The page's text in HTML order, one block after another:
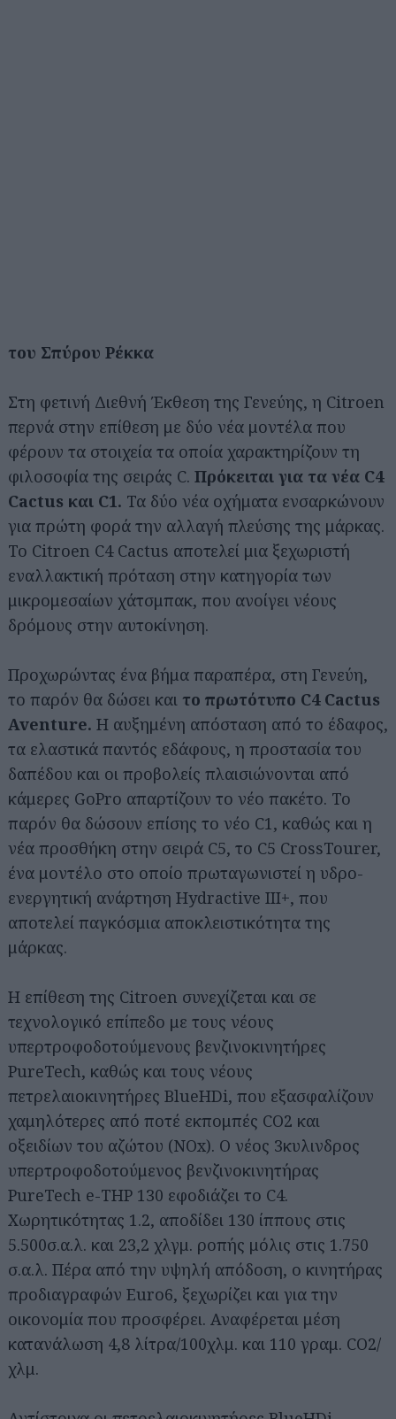
του Σπύρου Ρέκκα
Στη φετινή Διεθνή Έκθεση της Γενεύης, η Citroen
περνά στην επίθεση με δύο νέα μοντέλα που
φέρουν τα στοιχεία τα οποία χαρακτηρίζουν τη
φιλοσοφία της σειράς C. Πρόκειται για τα νέα C4
Cactus και C1. Τα δύο νέα οχήματα ενσαρκώνουν
για πρώτη φορά την αλλαγή πλεύσης της μάρκας.
Το Citroen C4 Cactus αποτελεί μια ξεχωριστή
εναλλακτική πρόταση στην κατηγορία των
μικρομεσαίων χάτσμπακ, που ανοίγει νέους
δρόμους στην αυτοκίνηση.
Προχωρώντας ένα βήμα παραπέρα, στη Γενεύη,
το παρόν θα δώσει και το πρωτότυπο C4 Cactus
Aventure. Η αυξημένη απόσταση από το έδαφος,
τα ελαστικά παντός εδάφους, η προστασία του
δαπέδου και οι προβολείς πλαισιώνονται από
κάμερες GoPro απαρτίζουν το νέο πακέτο. Το
παρόν θα δώσουν επίσης το νέο C1, καθώς και η
νέα προσθήκη στην σειρά C5, το C5 CrossTourer,
ένα μοντέλο στο οποίο πρωταγωνιστεί η υδρο-
ενεργητική ανάρτηση Hydractive III+, που
αποτελεί παγκόσμια αποκλειστικότητα της
μάρκας.
Η επίθεση της Citroen συνεχίζεται και σε
τεχνολογικό επίπεδο με τους νέους
υπερτροφοδοτούμενους βενζινοκινητήρες
PureTech, καθώς και τους νέους
πετρελαιοκινητήρες BlueHDi, που εξασφαλίζουν
χαμηλότερες από ποτέ εκπομπές CO2 και
οξειδίων του αζώτου (NOx). Ο νέος 3κυλινδρος
υπερτροφοδοτούμενος βενζινοκινητήρας
PureTech e-THP 130 εφοδιάζει το C4.
Χωρητικότητας 1.2, αποδίδει 130 ίππους στις
5.500σ.α.λ. και 23,2 χλγμ. ροπής μόλις στις 1.750
σ.α.λ. Πέρα από την υψηλή απόδοση, ο κινητήρας
προδιαγραφών Euro6, ξεχωρίζει και για την
οικονομία που προσφέρει. Αναφέρεται μέση
κατανάλωση 4,8 λίτρα/100χλμ. και 110 γραμ. CO2/
χλμ.